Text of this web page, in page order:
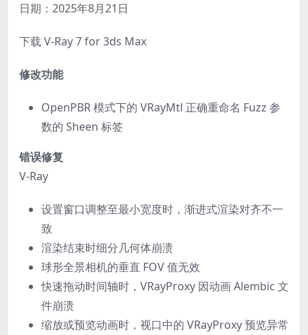
日期：2025年8月21日
下载 V-Ray 7 for 3ds Max
修改功能
OpenPBR 模式下的 VRayMtl 正确重命名 Fuzz 参
数的 Sheen 标签
错误修复
V-Ray
设置窗口调整至最小宽度时，渐进式渲染对齐不一
致
渲染结束时细分几何体崩溃
球形全景相机的垂直 FOV 值无效
快速拖动时间轴时，VRayProxy 因动画 Alembic 文
件崩溃
缩放或预览动画时，视口中的 VRayProxy 预览异常